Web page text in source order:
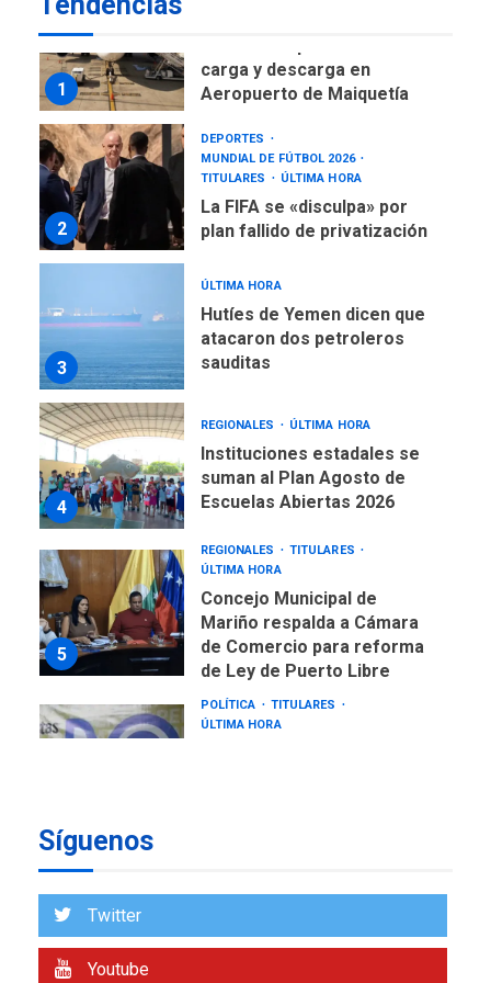
1
carga y descarga en
Aeropuerto de Maiquetía
2
DEPORTES
MUNDIAL DE FÚTBOL 2026
TITULARES
ÚLTIMA HORA
La FIFA se «disculpa» por
plan fallido de privatización
3
ÚLTIMA HORA
Hutíes de Yemen dicen que
atacaron dos petroleros
sauditas
4
REGIONALES ÚLTIMA HORA
Instituciones estadales se
suman al Plan Agosto de
Escuelas Abiertas 2026
5
REGIONALES
TITULARES
ÚLTIMA HORA
Concejo Municipal de
Mariño respalda a Cámara
de Comercio para reforma
de Ley de Puerto Libre
POLÍTICA
TITULARES
ÚLTIMA HORA
7
regional nos respaldaron
Síguenos
Twitter
Youtube